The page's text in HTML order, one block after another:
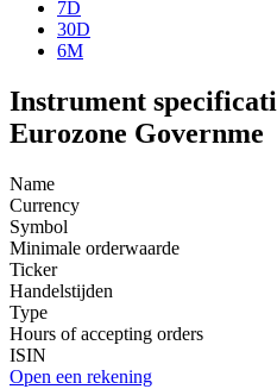
7D
30D
6M
Instrument
Eurozone Governme
Name
Currency
Symbol
Minimale orderwaarde
Ticker
Handelstijden
Type
Hours of accepting orders
ISIN
Open een rekening